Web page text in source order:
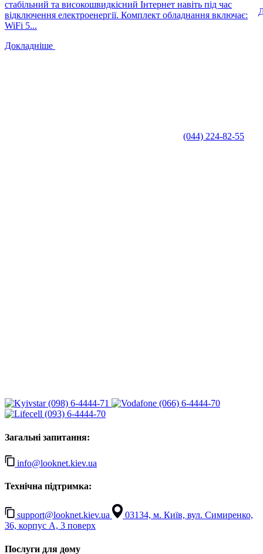
стабільний та високошвидкісний Інтернет навіть під час
відключення електроенергії. Комплект обладнання включає:
WiFi 5...
Докладніше
(044) 224-82-55
(098) 6-4444-71
(066) 6-4444-70
(093) 6-4444-70
Загальні запитання:
info@looknet.kiev.ua
Технічна підтримка:
support@looknet.kiev.ua
03134, м. Київ, вул. Симиренко,
36, корпус А, 3 поверх
Послуги для дому